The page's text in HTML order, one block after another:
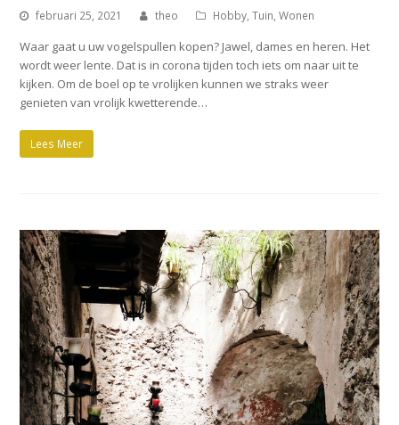
februari 25, 2021 theo Hobby,Tuin,Wonen
Waar gaat u uw vogelspullen kopen? Jawel, dames en heren. Het
wordt weer lente. Dat is in corona tijden toch iets om naar uit te
kijken. Om de boel op te vrolijken kunnen we straks weer
genieten van vrolijk kwetterende…
Lees Meer